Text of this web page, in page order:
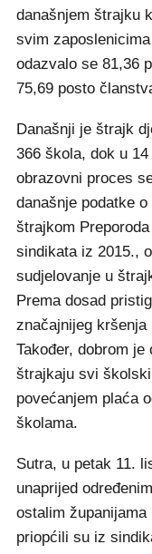
današnjem štrajku
svim
odazvalo se 81,36
75,69 posto
Današnji je štrajk
366 škola, dok u
obrazovni proces
današnje podatke
štrajkom
sindikata iz 2015.,
sudjelovanje u
Prema dosad
značajnijeg
Također, dobrom
štrajkaju svi
povećanjem plaća
školama.
Sutra, u petak 11.
unaprijed
ostalim
priopćili su iz